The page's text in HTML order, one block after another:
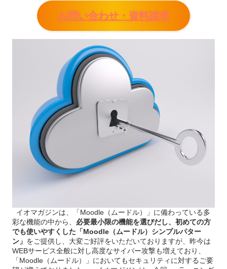
お問い合わせ・資料請求
イオマガジンは、「Moodle（ムードル）」に備わっている多
彩な機能の中から、 必要最小限の機能を選びだし、初めての方
でも使いやすくした「Moodle（ムードル）シンプルパター
ン」 をご提供し、大変ご好評をいただいておりますが、昨今は
WEBサービス全般に対し高度なサイバー攻撃も増えており、
「Moodle（ムードル）」においてもセキュリティに対するご要